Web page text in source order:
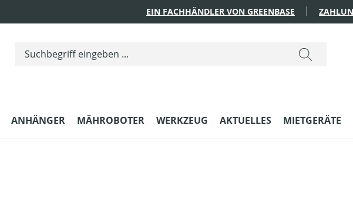
EIN FACHHÄNDLER VON GREENBASE
ANHÄNGER MÄHROBOTER WERKZEUG AKTUELLES MIETGERÄTE